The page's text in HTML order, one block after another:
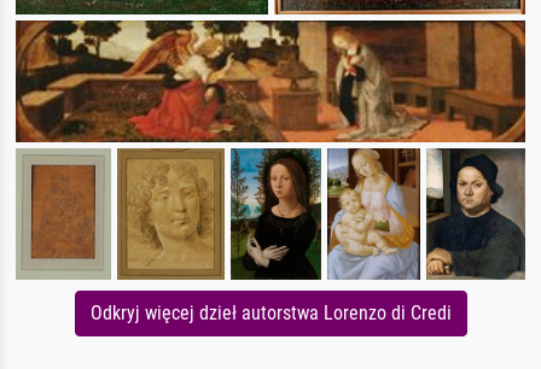
Odkryj więcej dzieł autorstwa Lorenzo di Credi